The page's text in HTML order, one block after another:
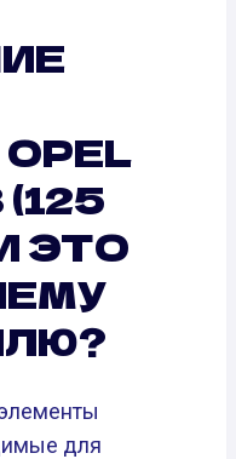
(125
ЭТО
для